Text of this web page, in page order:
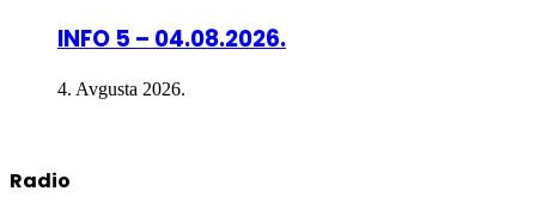
INFO 5 – 04.08.2026.
4. Avgusta 2026.
Radio